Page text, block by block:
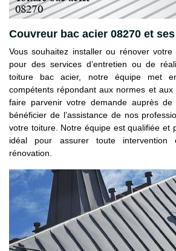
Couvreur bac acier 08270 et
Vous souhaitez installer ou rénover
pour des services d’entretien ou de
toiture bac acier, notre équipe met
compétents répondant aux normes et aux
faire parvenir votre demande auprès
bénéficier de l’assistance de nos
votre toiture. Notre équipe est qualifiée et
idéal pour assurer toute
rénovation.